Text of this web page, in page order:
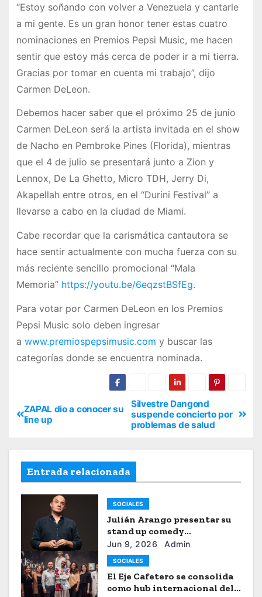
“Estoy soñando con volver a Venezuela y cantarle
a mi gente. Es un gran honor tener estas cuatro
nominaciones en Premios Pepsi Music, me hacen
sentir que estoy más cerca de poder ir a mi tierra.
Gracias por tomar en cuenta mi trabajo”, dijo
Carmen DeLeon.
Debemos hacer saber que el próximo 25 de junio
Carmen DeLeon será la artista invitada en el show
de Nacho en Pembroke Pines (Florida), mientras
que el 4 de julio se presentará junto a Zion y
Lennox, De La Ghetto, Micro TDH, Jerry Di,
Akapellah entre otros, en el “Durini Festival” a
llevarse a cabo en la ciudad de Miami.
Cabe recordar que la carismática cantautora se
hace sentir actualmente con mucha fuerza con su
más reciente sencillo promocional “Mala
Memoria” https://youtu.be/6eqzstBSfEg.
Para votar por Carmen DeLeon en los Premios
Pepsi Music solo deben ingresar
a www.premiospepsimusic.com y buscar las
categorías donde se encuentra nominada.
Silvestre Dangond
suspende concierto por
problemas de salud
ZAPAL dio a conocer su
line up
Entrada relacionada
SOCIALES
Julián Arango presentar su
stand up comedy
“Julianchou”
Jun 9, 2026 Admin
SOCIALES
El Eje Cafetero se consolida
como hub internacional del